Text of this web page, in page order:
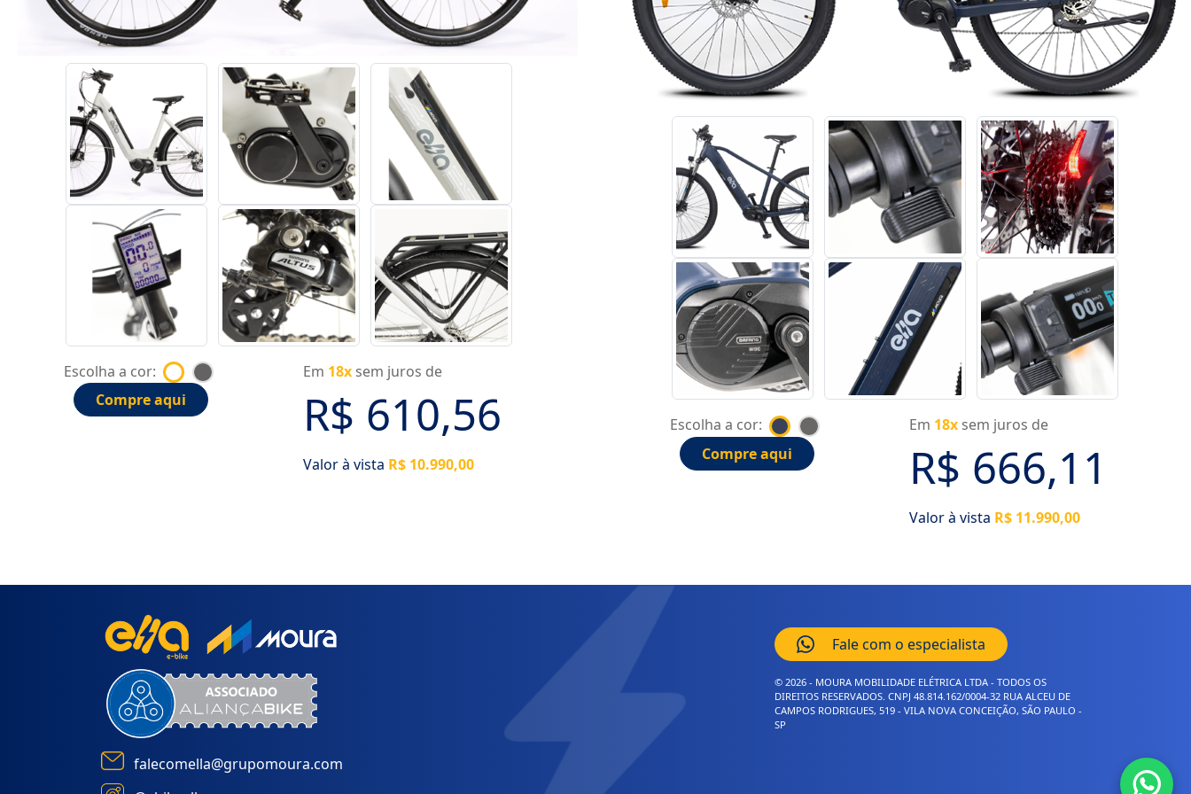
Escolha a cor:
Compre aqui
Em 18x sem juros de
R$ 610,56
Valor à vista R$ 10.990,00
Escolha a cor:
Compre aqui
Em 18x sem juros de
R$ 666,11
Valor à vista R$ 11.990,00
falecomella@grupomoura.com
Fale com o especialista
© 2026 - MOURA MOBILIDADE ELÉTRICA LTDA - TODOS OS
DIREITOS RESERVADOS. CNPJ 48.814.162/0004-32 RUA ALCEU DE
CAMPOS RODRIGUES, 519 - VILA NOVA CONCEIÇÃO, SÃO PAULO -
SP